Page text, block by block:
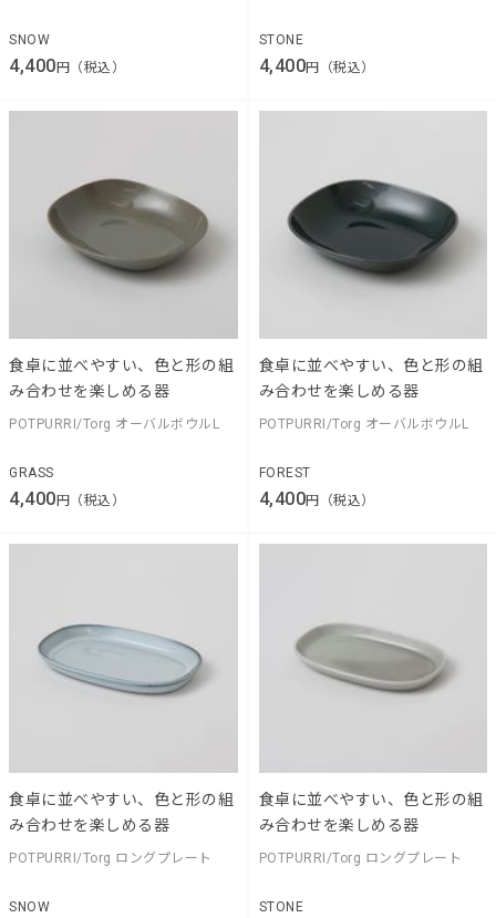
SNOW
4,400円（税込）
STONE
4,400円（税込）
食卓に並べやすい、色と形の組
み合わせを楽しめる器
POTPURRI/Torg オーバルボウルL
GRASS
4,400 円（税込）
食卓に並べやすい、色と形の組
み合わせを楽しめる器
POTPURRI/Torg オーバルボウルL
FOREST
4,400円（税込）
食卓に並べやすい、色と形の組
み合わせを楽しめる器
POTPURRI/Torg ロングプレート
SNOW
食卓に並べやすい、色と形の組
み合わせを楽しめる器
POTPURRI/Torg ロングプレート
STONE